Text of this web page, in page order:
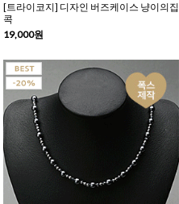
[트라이코지] 디자인 버즈케이스 냥이의집
콕
19,000원